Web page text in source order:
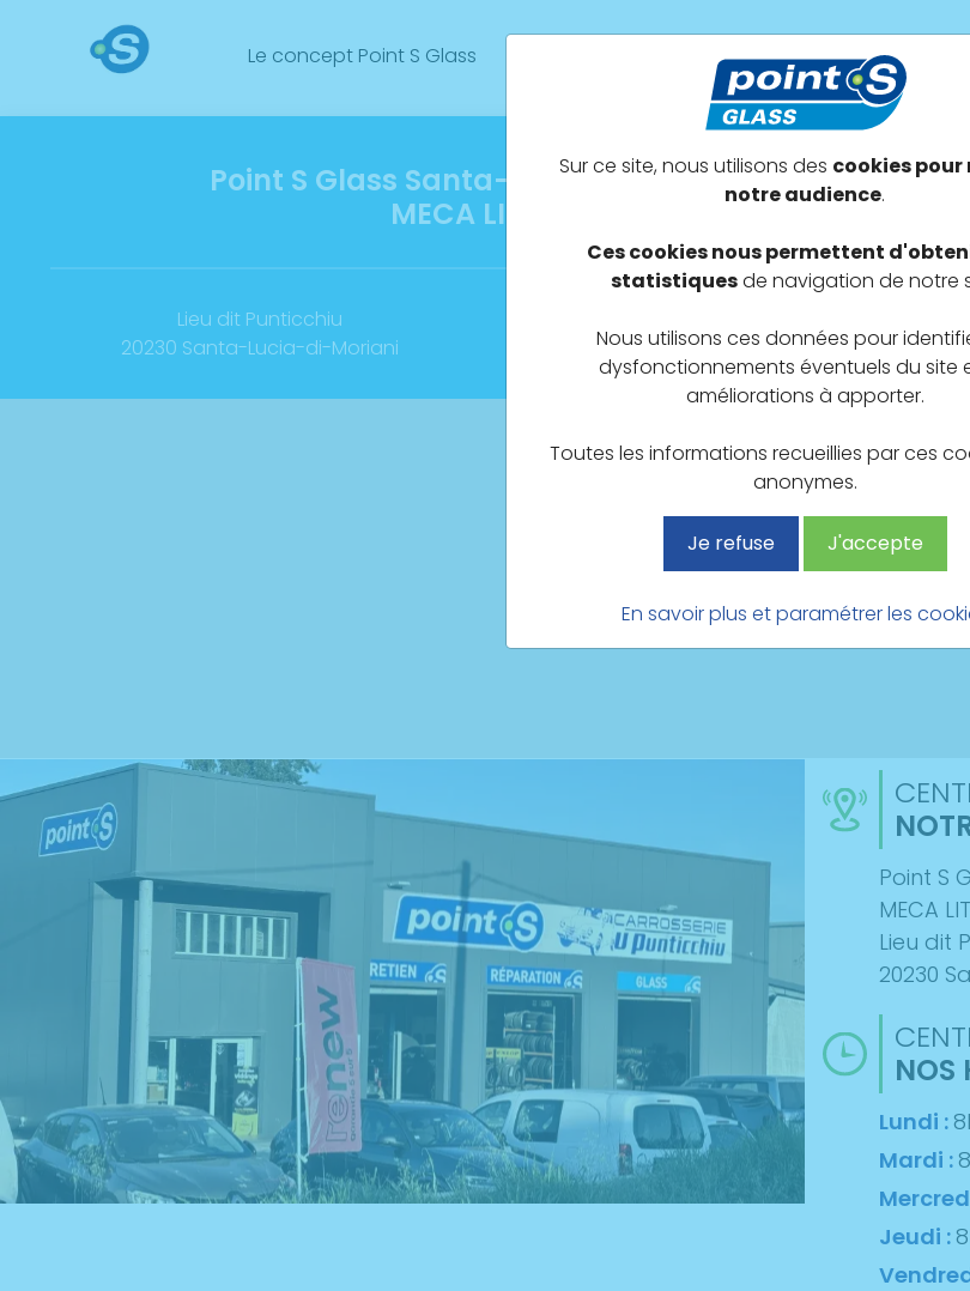
Le concept Point S Glass Devenir adhérent Offres
Point S Glass Santa-Lucia-di-Moriani
MECA LITTOT
Lieu dit Punticchiu
20230 Santa-Lucia-di-Moriani
Point S
MECA
Lieu dit
20230
NOS
Lundi :
Mardi :
Jeudi :
Sur ce site, nous utilisons des cookies pour
notre audience.
Ces cookies nous permettent
statistiquesde navigation de notre
Nous utilisons ces données pour
dysfonctionnements éventuels du site
améliorations à apporter.
Toutes les informations recueillies par ces
anonymes.
Je refuse J'accepte
En savoir plus et paramétrer les